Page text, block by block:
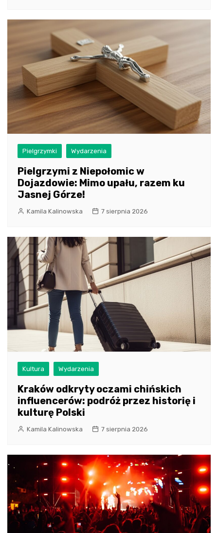
Pielgrzymki Wydarzenia
Pielgrzymi z Niepołomic w
Dojazdowie: Mimo upału, razem ku
Jasnej Górze!
Kamila Kalinowska 7 sierpnia 2026
Kultura Wydarzenia
Kraków odkryty oczami chińskich
influencerów: podróż przez historię i
kulturę Polski
Kamila Kalinowska 7 sierpnia 2026